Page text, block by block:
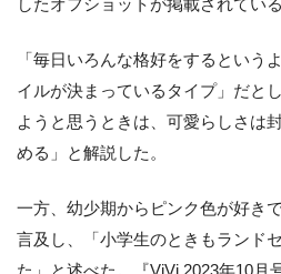
したオフショットが掲載されている
「毎日いろんな格好をするという
イルが決まっているタイプ」だと
ようと思うときは、可愛らしさは
める」と解説した。
一方、幼少期からピンク色が好き
言及し、「小学生のときもランド
た」と述べた。『ViVi 2023年10月